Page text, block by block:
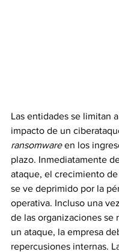
Las entidades se limitan
impacto de un
ransomware en los
plazo. Inmediatamente
ataque, el crecimiento
se ve deprimido por la
operativa. Incluso una
de las organizaciones se
un ataque, la empresa
repercusiones internas.